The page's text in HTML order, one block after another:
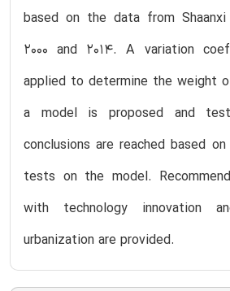
based on the data from
2000 and 2014. A variation
applied to determine the weight
a model is proposed and
conclusions are reached based
tests on the model.
with technology innovation
urbanization are provided.